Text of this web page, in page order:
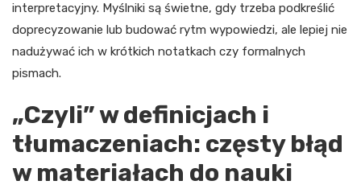
interpretacyjny. Myślniki są świetne, gdy trzeba podkreślić
doprecyzowanie lub budować rytm wypowiedzi, ale lepiej nie
nadużywać ich w krótkich notatkach czy formalnych
pismach.
„Czyli” w definicjach i
tłumaczeniach: częsty błąd
w materiałach do nauki